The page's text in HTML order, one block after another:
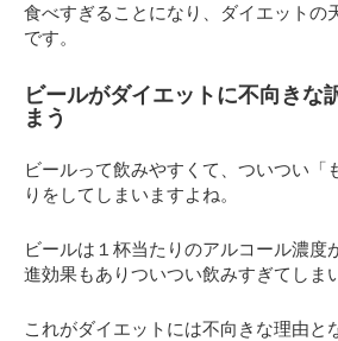
食べすぎることになり、ダイエットの
です。
ビールがダイエットに不向きな
まう
ビールって飲みやすくて、ついつい「
りをしてしまいますよね。
ビールは１杯当たりのアルコール濃度
進効果もありついつい飲みすぎてしま
これがダイエットには不向きな理由と